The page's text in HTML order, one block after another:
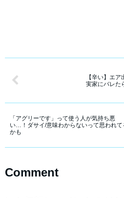
【辛い】エ
実家にバレた
「アグリーです」って使う人が気持ち悪
い…！ダサイ/意味わからないって思われて
かも
Comment